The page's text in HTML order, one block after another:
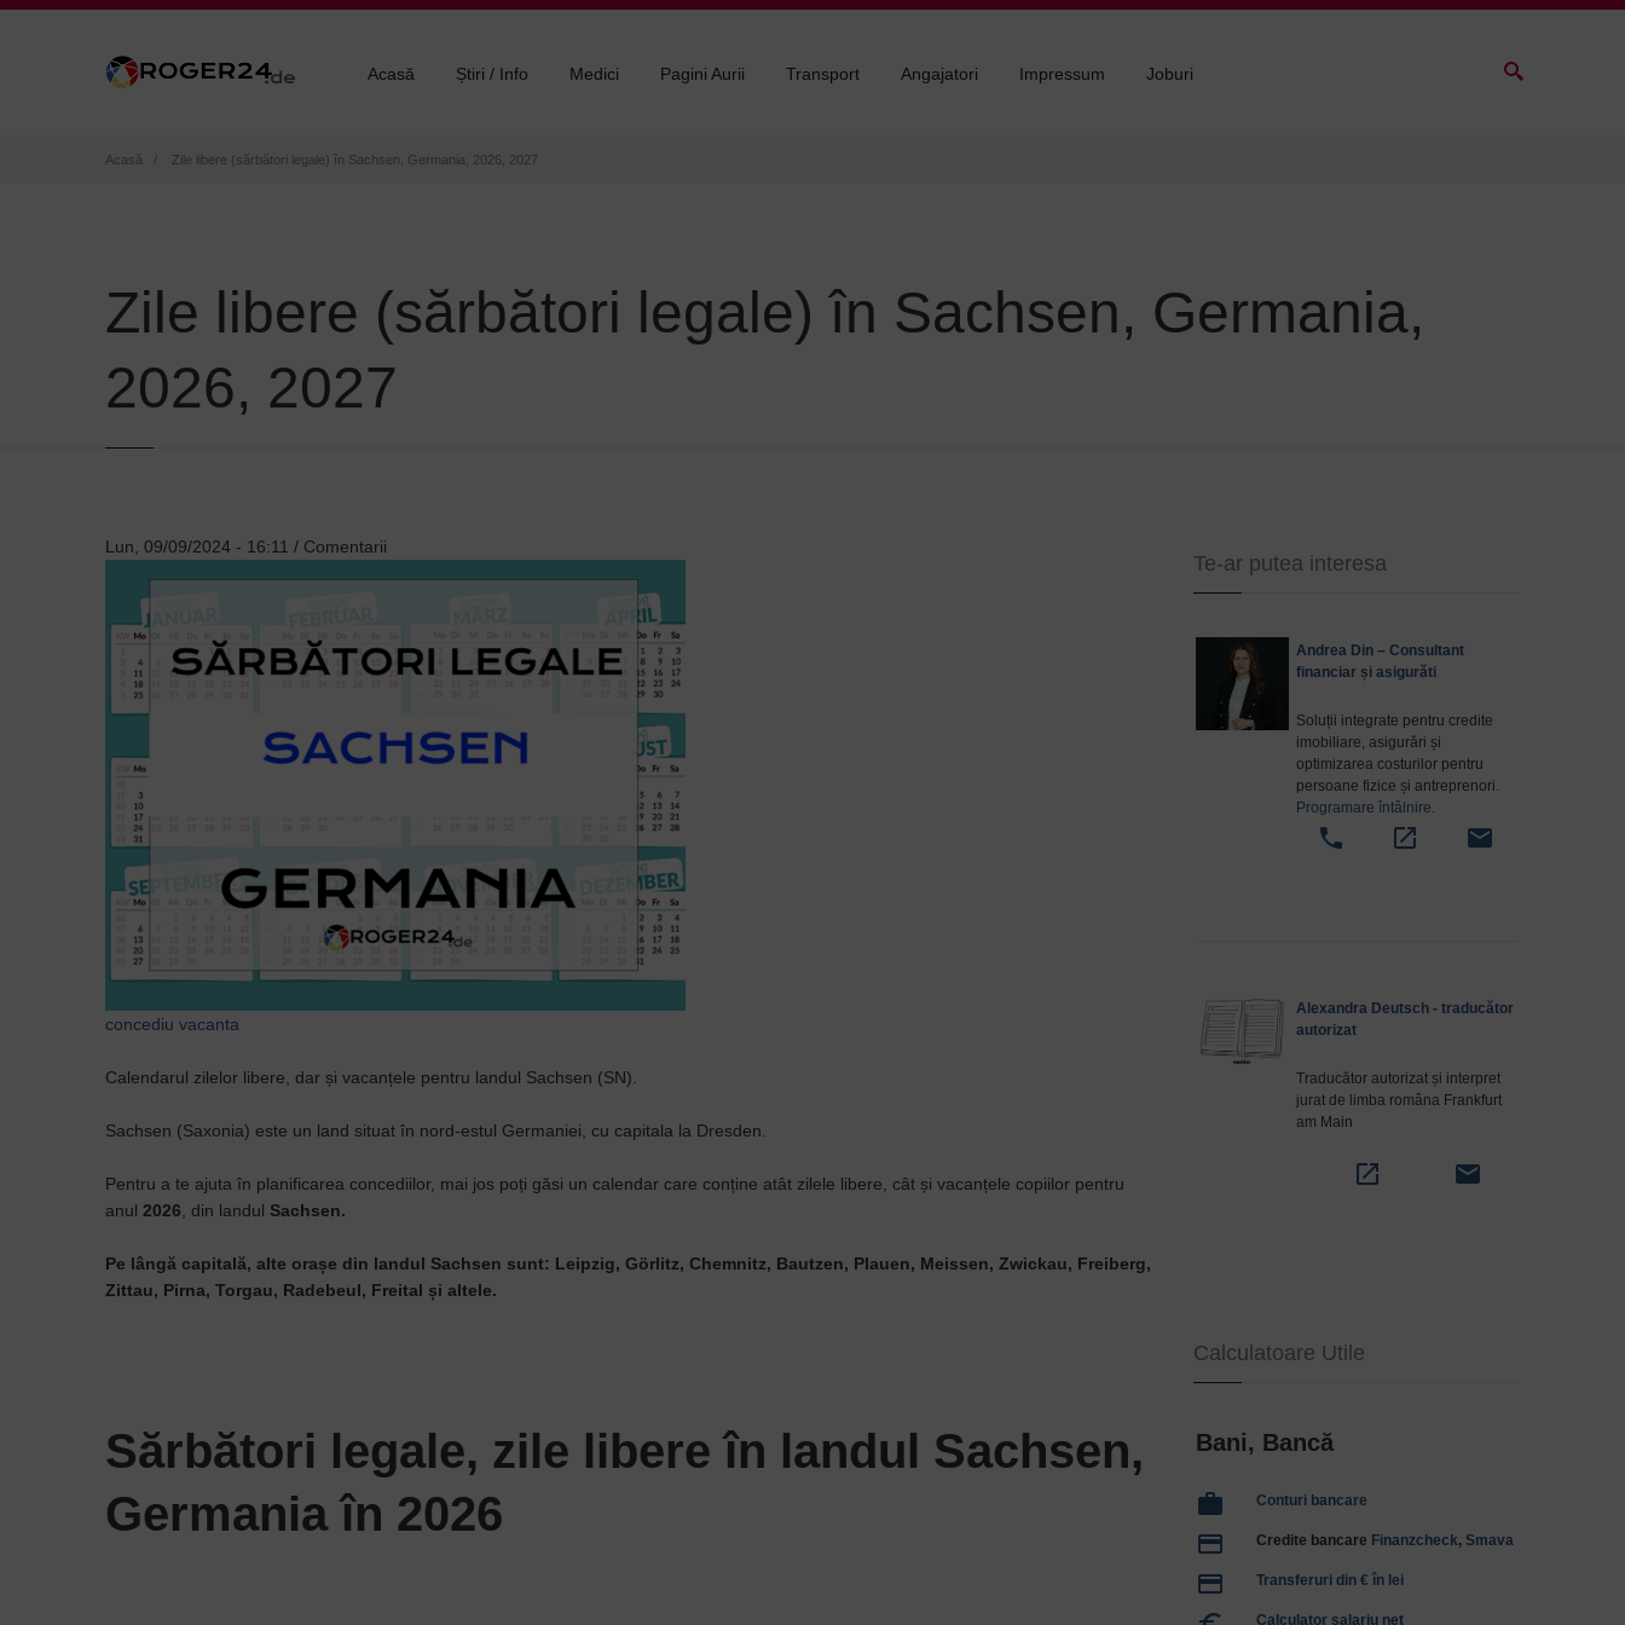
Acasă Știri / Info Medici Pagini Aurii Transport Angajatori Impressum Joburi
Breadcrumb
Acasă Zile libere (sărbători legale) în Sachsen, Germania, 2026, 2027
Zile libere (sărbători legale) în Sachsen, Germania,
2026, 2027
Lun, 09/09/2024 - 16:11 / Comentarii
concediu vacanta
Calendarul zilelor libere, dar și vacanțele pentru landul Sachsen (SN).
Sachsen (Saxonia) este un land situat în nord-estul Germaniei, cu capitala la Dresden.
Pentru a te ajuta în planificarea concediilor, mai jos poți găsi un calendar care conține atât zilele libere, cât și vacanțele copiilor pentru
anul 2026 , din landul Sachsen.
Pe lângă capitală, alte orașe din landul Sachsen sunt​: Leipzig, Görlitz, Chemnitz, Bautzen, Plauen, Meissen, Zwickau, Freiberg,
Zittau, Pirna, Torgau, Radebeul, Freital și altele.
Sărbători legale, zile libere în landul Sachsen,
Germania în 2026
Te-ar putea interesa
Andrea Din – Consultant
financiar și asigurăti
Soluții integrate pentru credite
imobiliare, asigurări și
optimizarea costurilor pentru
persoane fizice și antreprenori.
Programare întâlnire.
phone open_in_new email
Alexandra Deutsch - traducător
autorizat
Traducător autorizat și interpret
jurat de limba româna Frankfurt
am Main
open_in_new email
Calculatoare Utile
Bani, Bancă
work Conturi bancare
payment Credite bancare Finanzcheck, Smava
payment Transferuri din € în lei
Calculator salariu net